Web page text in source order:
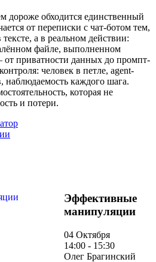
дороже обходится единственный
от переписки с чат-ботом тем,
а в реальном действии:
файле, выполненном
от приватности данных до промпт-
человек в петле, agent-
наблюдаемость каждого шага.
которая не
и потери.
Эффективные
манипуляции
04 Октября
14:00 - 15:30
Олег Брагинский